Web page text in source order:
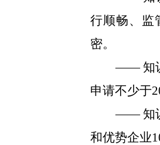
行顺畅、监
密。
—— 知
申请不少于
—— 知
和优势企业